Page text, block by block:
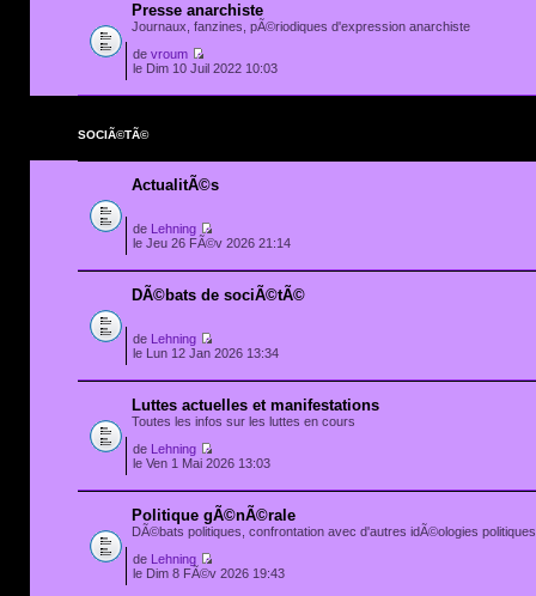
Presse anarchiste
Journaux, fanzines, pÃ©riodiques d'expression anarchiste
de vroum
le Dim 10 Juil 2022 10:03
SOCIÃ©TÃ©
ActualitÃ©s
de
Lehning
le Jeu 26 FÃ©v 2026 21:14
DÃ©bats de sociÃ©tÃ©
de
Lehning
le Lun 12 Jan 2026 13:34
Luttes actuelles et manifestations
Toutes les infos sur les luttes en cours
de
Lehning
le Ven 1 Mai 2026 13:03
Politique gÃ©nÃ©rale
DÃ©bats politiques, confrontation avec d'autres idÃ©ologies
de
Lehning
le Dim 8 FÃ©v 2026 19:43